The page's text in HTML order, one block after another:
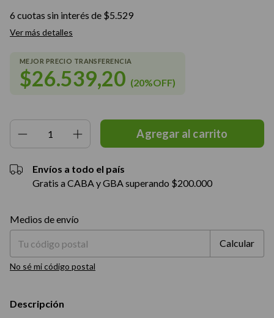
6 cuotas sin interés de $5.529
Ver más detalles
$26.539,20 (20%OFF)
Envíos a todo el país
Gratis a CABA y GBA superando $200.000
Entregas para el CP:
Medios de envío
Calcular
No sé mi código postal
Descripción